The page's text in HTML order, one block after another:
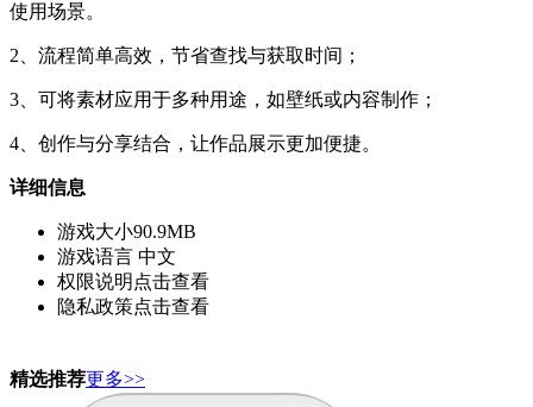
使用场景。
2、流程简单高效，节省查找与获取时间；
3、可将素材应用于多种用途，如壁纸或内容制作；
4、创作与分享结合，让作品展示更加便捷。
详细信息
游戏大小90.9MB
游戏语言 中文
权限说明 点击查看
隐私政策点击查看
精选推荐更多>>